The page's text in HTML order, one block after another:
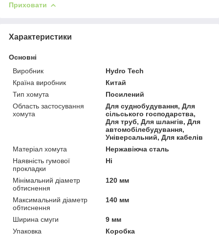
Приховати
Характеристики
Основні
Виробник
Hydro Tech
Країна виробник
Китай
Тип хомута
Посилений
Область застосування
хомута
Для суднобудування, Для
сільського господарства,
Для труб, Для шлангів, Для
автомобілебудування,
Універсальний, Для кабелів
Матеріал хомута
Нержавіюча сталь
Наявність гумової
прокладки
Ні
Мінімальний діаметр
обтиснення
120 мм
Максимальний діаметр
обтиснення
140 мм
Ширина смуги
9 мм
Упаковка
Коробка